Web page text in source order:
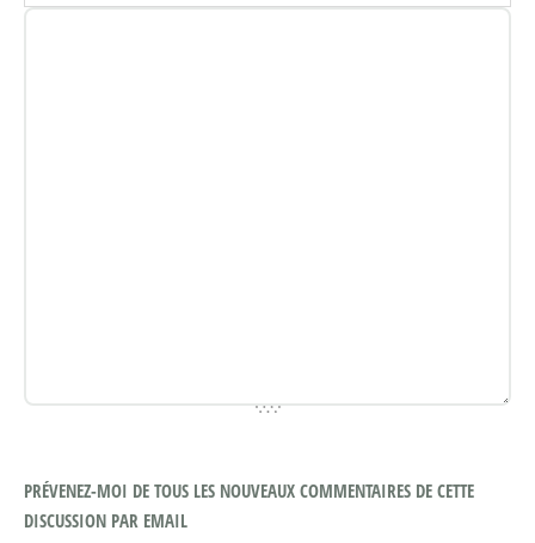
PRÉVENEZ-MOI DE TOUS LES NOUVEAUX COMMENTAIRES DE CETTE
DISCUSSION PAR EMAIL